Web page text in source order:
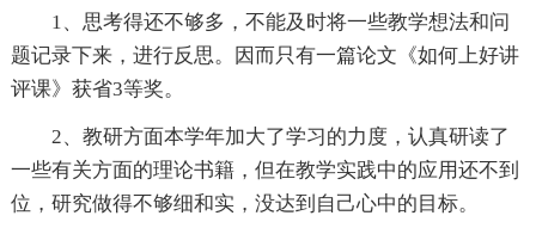
1、思考得还不够多，不能及时将一些教学想法和问
题记录下来，进行反思。因而只有一篇论文《如何上好讲
评课》获省3等奖。
2、教研方面本学年加大了学习的力度，认真研读了
一些有关方面的理论书籍，但在教学实践中的应用还不到
位，研究做得不够细和实，没达到自己心中的目标。